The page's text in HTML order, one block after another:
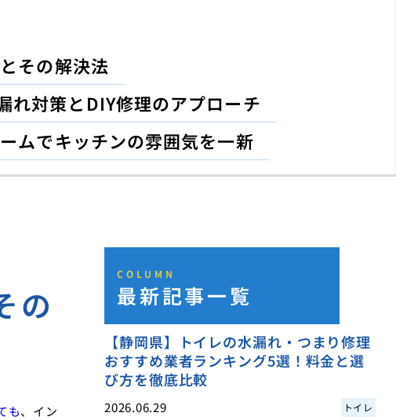
その解決法
れ対策とDIY修理のアプローチ
ムでキッチンの雰囲気を一新
の
も、イン
COLUMN
最新記事一覧
【静岡県】トイレの水漏れ・つまり修理
おすすめ業者ランキング5選！料金と選
び方を徹底比較
2026.06.29 トイレ